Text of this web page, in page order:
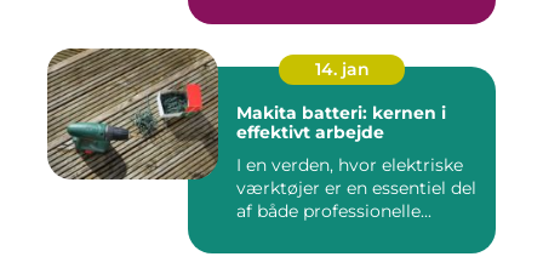
14. jan
Makita batteri: kernen i
effektivt arbejde
I en verden, hvor elektriske
værktøjer er en essentiel del
af både professionelle...